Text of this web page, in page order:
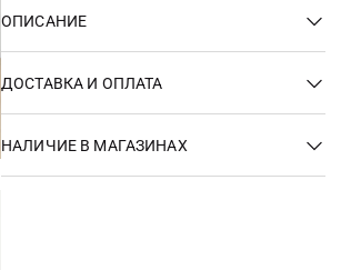
ОПИСАНИЕ
ДОСТАВКА И ОПЛАТА
НАЛИЧИЕ В МАГАЗИНАХ